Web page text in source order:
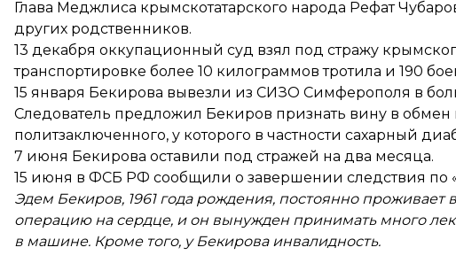
Глава Меджлиса крымскотатарского народа Рефат
других родственников.
13 декабря оккупационный суд взял под стражу
транспортировке более 10 килограммов тротила и 190
15 января Бекирова вывезли из СИЗО Симферополя в
Следователь предложил Бекиров признать вину в обмен
политзаключенного, у которого в частности сахарный
7 июня Бекирова оставили под стражей на два месяца.
15 июня в ФСБ РФ сообщили о завершении следствия по
Эдем Бекиров, 1961 года рождения, постоянно
операцию на сердце, и он вынужден принимать много
в машине. Кроме того, у Бекирова инвалидность.